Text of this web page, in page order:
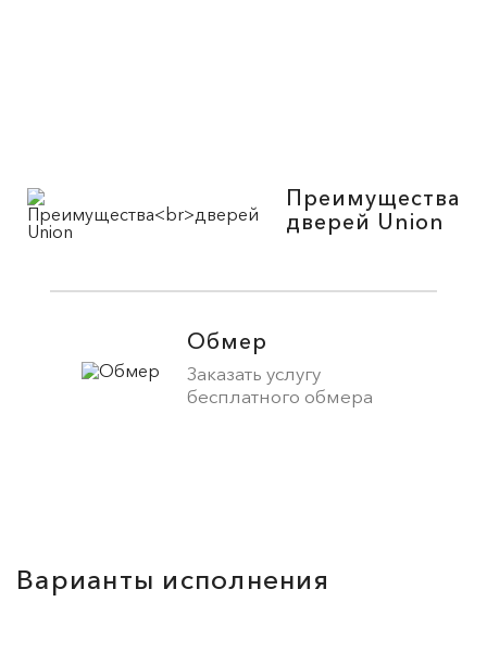
Преимущества
дверей Union
Обмер
Заказать услугу
бесплатного обмера
Варианты исполнения